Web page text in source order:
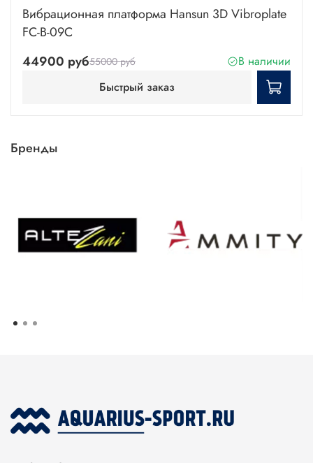
Вибрационная платформа Hansun 3D Vibroplate
FC-B-09C
44900 руб55000 руб
В наличии
Быстрый заказ
Бренды